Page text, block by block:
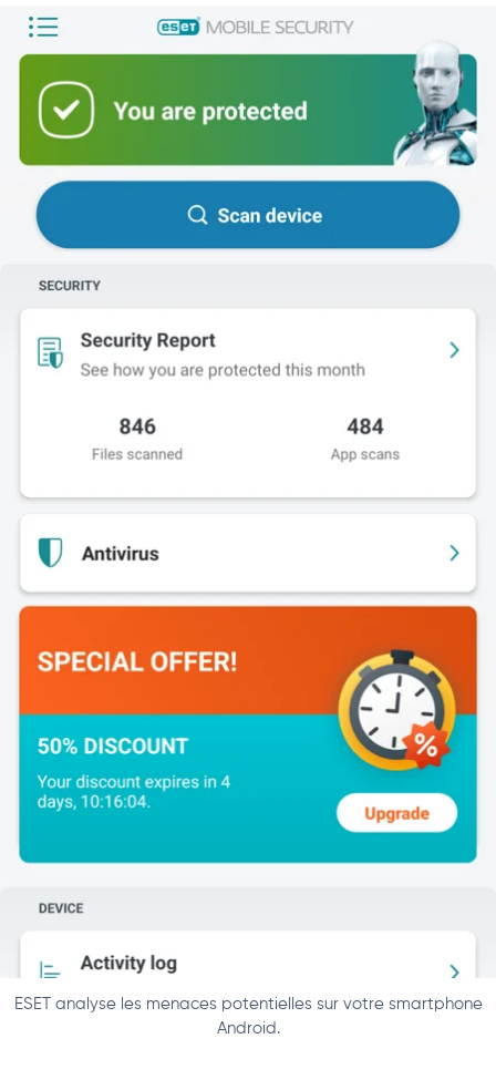
ESET analyse les menaces potentielles sur votre smartphone
Android.